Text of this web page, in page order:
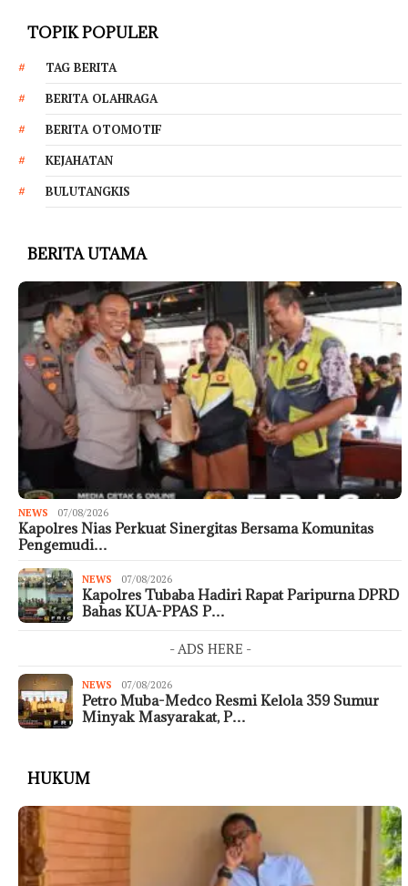
TOPIK POPULER
TAG BERITA
BERITA OLAHRAGA
BERITA OTOMOTIF
KEJAHATAN
BULUTANGKIS
BERITA UTAMA
NEWS 07/08/2026
Kapolres Nias Perkuat Sinergitas Bersama Komunitas
Pengemudi…
NEWS 07/08/2026
Kapolres Tubaba Hadiri Rapat Paripurna DPRD
Bahas KUA-PPAS P…
- ADS HERE -
NEWS 07/08/2026
Petro Muba-Medco Resmi Kelola 359 Sumur
Minyak Masyarakat, P…
HUKUM